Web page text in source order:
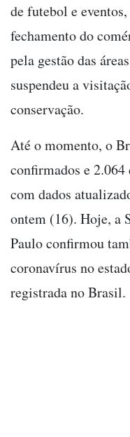
de futebol e
fechamento do
pela gestão das
suspendeu a
conservação.
Até o momento, o
confirmados e 2.064
com dados
ontem (16). Hoje, a
Paulo confirmou
coronavírus no
registrada no Brasil.